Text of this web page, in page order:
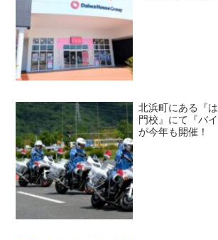
北浜町にある『
門校』にて『バ
が今年も開催！